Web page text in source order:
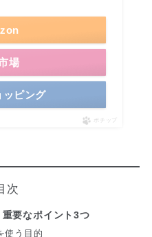
場
ッピング
ポチップ
次
要なポイント3つ
使う目的